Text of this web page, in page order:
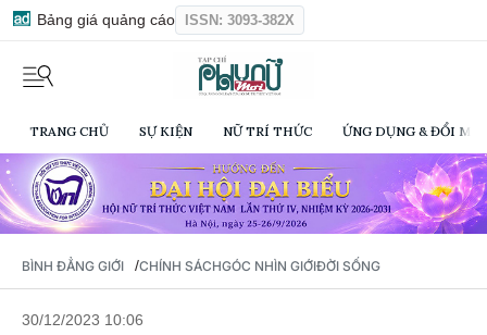
Bảng giá quảng cáo ISSN: 3093-382X
TRANG CHỦ SỰ KIỆN NỮ TRÍ THỨC ỨNG DỤNG & ĐỔI
BÌNH ĐẲNG GIỚI /CHÍNH SÁCHGÓC NHÌN GIỚIĐỜI SỐNG
30/12/2023 10:06